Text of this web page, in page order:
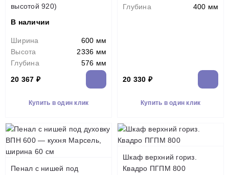
высотой 920)
В наличии
Ширина
600 мм
Высота
2336 мм
Глубина
576 мм
20 367 ₽
Купить в один клик
Глубина
400 мм
20 330 ₽
Купить в один клик
Пенал с нишей под
Шкаф верхний гориз.
Квадро ПГПМ 800